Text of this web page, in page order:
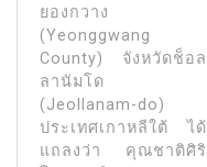
ยองกวาง
(Yeonggwang
County) จังหวัดช็อล
ลานัมโด
(Jeollanam-do)
ประเทศเกาหลีใต้ ได้
แถลงว่า คุณชาติศิริ